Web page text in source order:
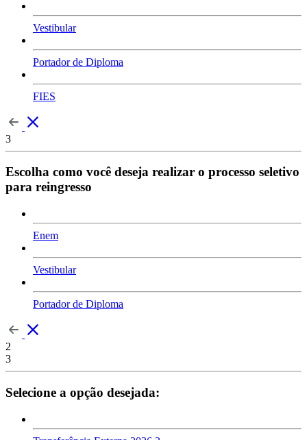
Vestibular
Portador de Diploma
FIES
3
Escolha como você deseja realizar o processo seletivo
para reingresso
Enem
Vestibular
Portador de Diploma
2
3
Selecione a opção desejada: